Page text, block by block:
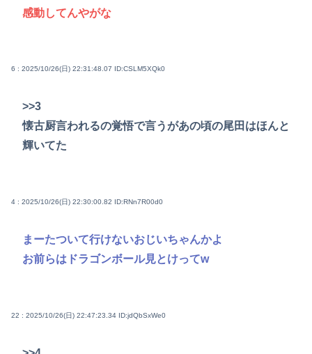
感動してんやがな
6 : 2025/10/26(日) 22:31:48.07 ID:CSLM5XQk0
>>3
懐古厨言われるの覚悟で言うがあの頃の尾田はほんと
輝いてた
4 : 2025/10/26(日) 22:30:00.82 ID:RNn7R00d0
まーたついて行けないおじいちゃんかよ
お前らはドラゴンボール見とけってw
22 : 2025/10/26(日) 22:47:23.34 ID:jdQbSxWe0